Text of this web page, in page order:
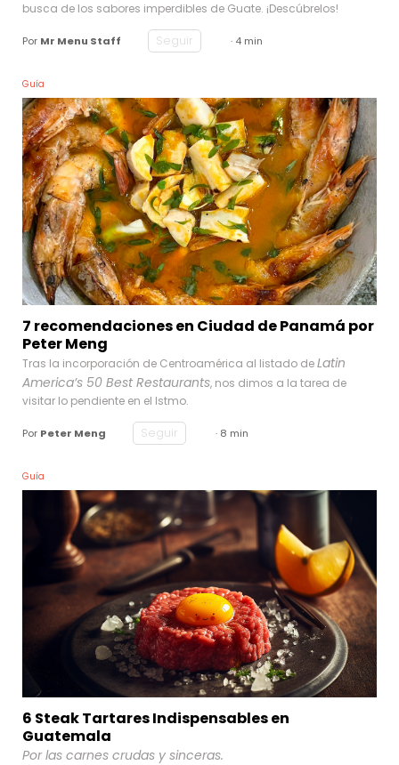
busca de los sabores imperdibles de Guate. ¡Descúbrelos!
Por Mr Menu Staff Seguir · 4 min
Guía
7 recomendaciones en Ciudad de Panamá por
Peter Meng
Tras la incorporación de Centroamérica al listado deLatin
America’s 50 Best Restaurants, nos dimos a la tarea de
visitar lo pendiente en el Istmo.
Por Peter Meng Seguir · 8 min
Guía
6 Steak Tartares Indispensables en
Guatemala
Por las carnes crudas y sinceras.